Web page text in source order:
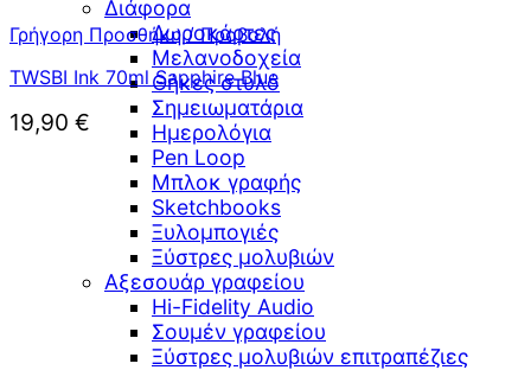
Διάφορα
Δωροκάρτες
Μελανοδοχεία
Θήκες στυλό
Σημειωματάρια
Ημερολόγια
Pen Loop
Μπλοκ γραφής
Sketchbooks
Ξυλομπογιές
Ξύστρες μολυβιών
Αξεσουάρ γραφείου
Hi-Fidelity Audio
Σουμέν γραφείου
Ξύστρες μολυβιών επιτραπέζιες
Γρήγορη Προσθήκη / Προβολή
TWSBI Ink 70ml Sapphire Blue
19,90 €